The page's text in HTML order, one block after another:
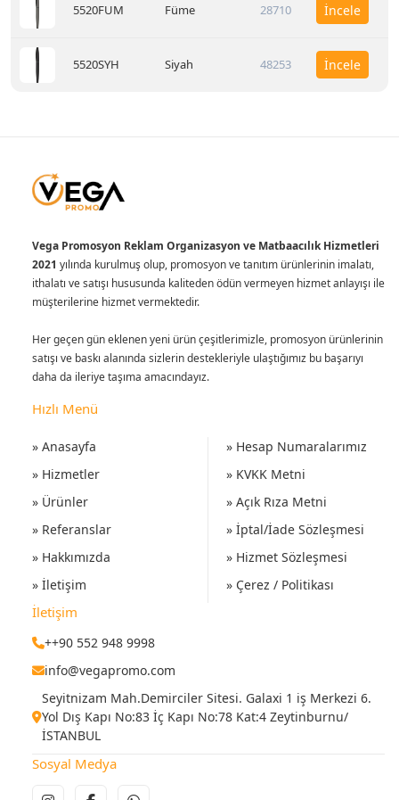
5520FUM Füme 28710 İncele
5520SYH Siyah 48253 İncele
Vega Promosyon Reklam Organizasyon ve Matbaacılık Hizmetleri
2021 yılında kurulmuş olup, promosyon ve tanıtım ürünlerinin imalatı,
ithalatı ve satışı hususunda kaliteden ödün vermeyen hizmet anlayışı ile
müşterilerine hizmet vermektedir.
Her geçen gün eklenen yeni ürün çeşitlerimizle, promosyon ürünlerinin
satışı ve baskı alanında sizlerin destekleriyle ulaştığımız bu başarıyı
daha da ileriye taşıma amacındayız.
Hızlı Menü
» Anasayfa
» Hizmetler
» Ürünler
» Referanslar
» Hakkımızda
» İletişim
» Hesap Numaralarımız
» KVKK Metni
» Açık Rıza Metni
» İptal/İade Sözleşmesi
» Hizmet Sözleşmesi
» Çerez / Politikası
İletişim
++90 552 948 9998
info@vegapromo.com
Seyitnizam Mah.Demirciler Sitesi. Galaxi 1 iş Merkezi 6.
Yol Dış Kapı No:83 İç Kapı No:78 Kat:4 Zeytinburnu/
İSTANBUL
Sosyal Medya